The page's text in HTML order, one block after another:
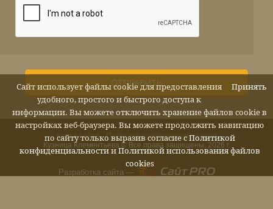
ОТПРАВИТЬ
Кузница Клементьева © Все права защищены, 2026 г.
Карта сайта Политика конфиденциальности
Разработка сайта —
Принять
Сайт использует файлы cookie для предоставления
удобного, простого и быстрого доступа к
информации. Вы можете отключить хранение файлов cookie в
настройках веб-браузера. Вы можете продолжить навигацию
по сайту только выразив согласие с Политикой
конфиденциальностии Политикой использования файлов
cookies